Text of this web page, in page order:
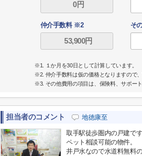
仲介手数料 ※2
そ
※1. １か月を30日として計算しています。
※2. 仲介手数料は仮の価格となりますので
※3. その他費用の項目は、保険料、サポー
担当者のコメント 地徳康至
取手駅徒歩圏内の戸建です
ペット相談可能の物件。
井戸水なので水道料無料